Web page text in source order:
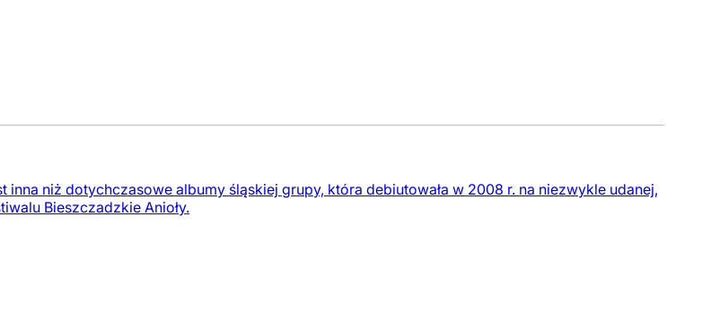
inna niż dotychczasowe albumy śląskiej grupy, która debiutowała w 2008 r. na niezwykle udanej,
Bieszczadzkie Anioły.